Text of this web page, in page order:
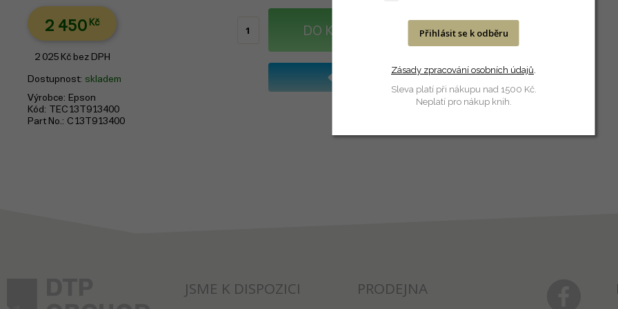
2 450 Kč
2 025 Kč bez DPH
Dostupnost skladem
Výrobce
Epson
Kód
TEC13T913400
Part No.
C13T913400
DO KOŠÍKU
JSME K DISPOZICI PRODEJNA
Přihlásit se k odběru
Zásady zpracování osobních údajů.
Sleva platí při nákupu nad 1500 Kč.
Neplatí pro nákup knih.